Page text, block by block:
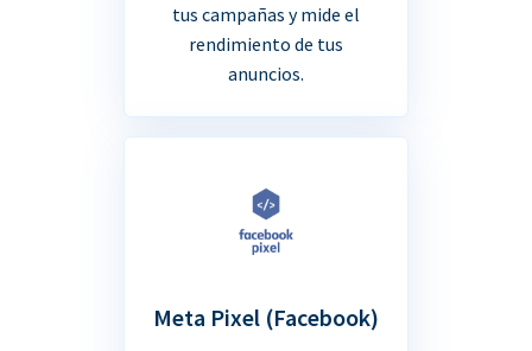
tus campañas y mide el
rendimiento de tus
anuncios.
Meta Pixel (Facebook)